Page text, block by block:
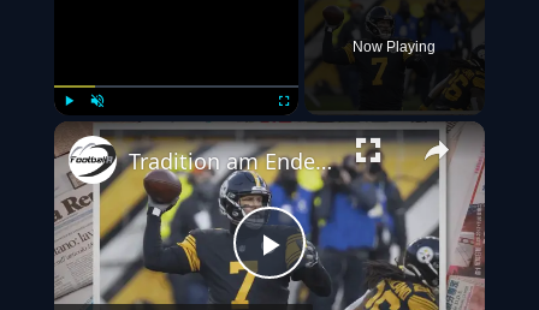
Unmute Fullscreen
Now Playing
Play
Tradition am Ende – Ben Roethlisberger kritisiert Steelers Performance